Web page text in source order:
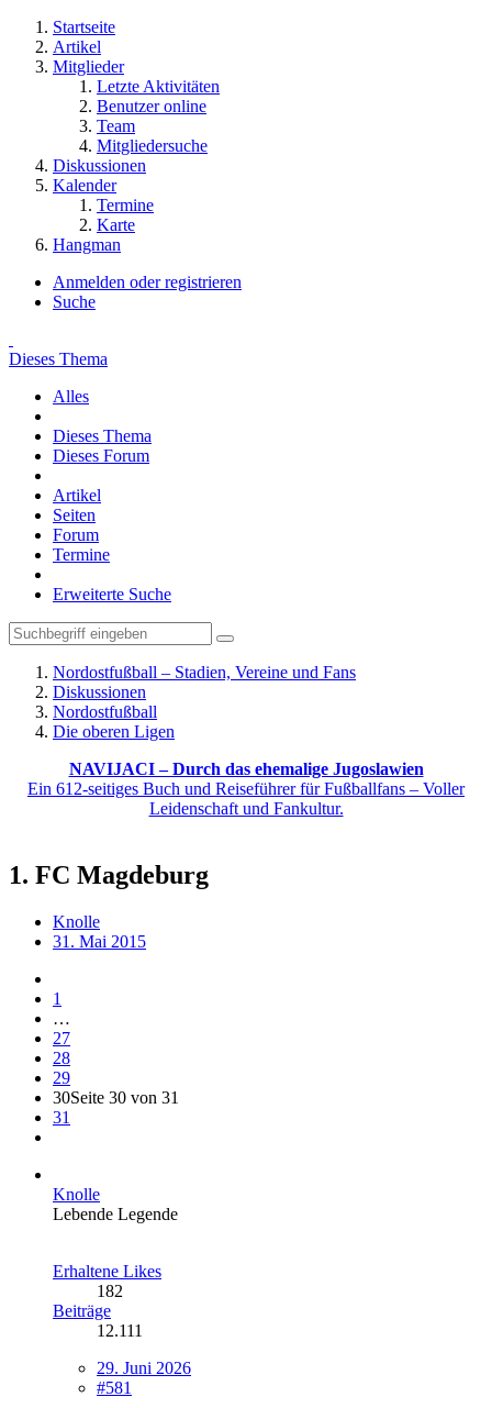
Startseite
Artikel
Mitglieder
Letzte Aktivitäten
Benutzer online
Team
Mitgliedersuche
Diskussionen
Kalender
Termine
Karte
Hangman
Anmelden oder registrieren
Suche
Dieses Thema
Alles
Dieses Thema
Dieses Forum
Artikel
Seiten
Forum
Termine
Erweiterte Suche
Nordostfußball – Stadien, Vereine und Fans
Diskussionen
Nordostfußball
Die oberen Ligen
NAVIJACI – Durch das ehemalige Jugoslawien
Ein 612-seitiges Buch und Reiseführer für Fußballfans – Voller
Leidenschaft und Fankultur.
1. FC Magdeburg
Knolle
31. Mai 2015
1
…
27
28
29
30Seite 30 von 31
31
Knolle
Lebende Legende
Erhaltene Likes
182
Beiträge
12.111
29. Juni 2026
#581